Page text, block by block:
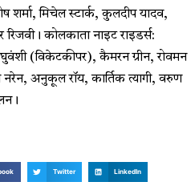
शर्मा, मिचेल स्टार्क, कुलदीप यादव,
कोलकाता नाइट राइडर्स:
(विकेटकीपर), कैमरन ग्रीन, रोवमन
अनुकूल रॉय, कार्तिक त्यागी, वरुण
Twitter LinkedIn